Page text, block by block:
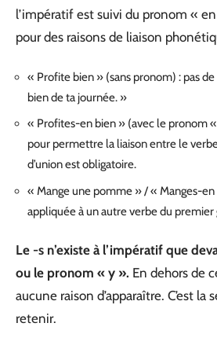
l’impératif est suivi du pronom «
pour des raisons de liaison
« Profite bien » (sans pronom) : pas
bien de ta journée. »
« Profites-en bien » (avec le pronom
pour permettre la liaison entre le
d’union est obligatoire.
« Mange une pomme » / « Manges-
appliquée à un autre verbe du premier
Le -s n’existe à l’impératif que
ou le pronom « y ». En dehors de
aucune raison d’apparaître. C’est la
retenir.